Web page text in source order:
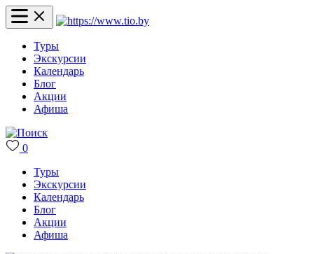
Туры
Экскурсии
Календарь
Блог
Акции
Афиша
0
Туры
Экскурсии
Календарь
Блог
Акции
Афиша